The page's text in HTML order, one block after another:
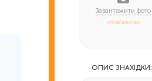
обов'язково
ОПИС ЗНАХІДКИ: